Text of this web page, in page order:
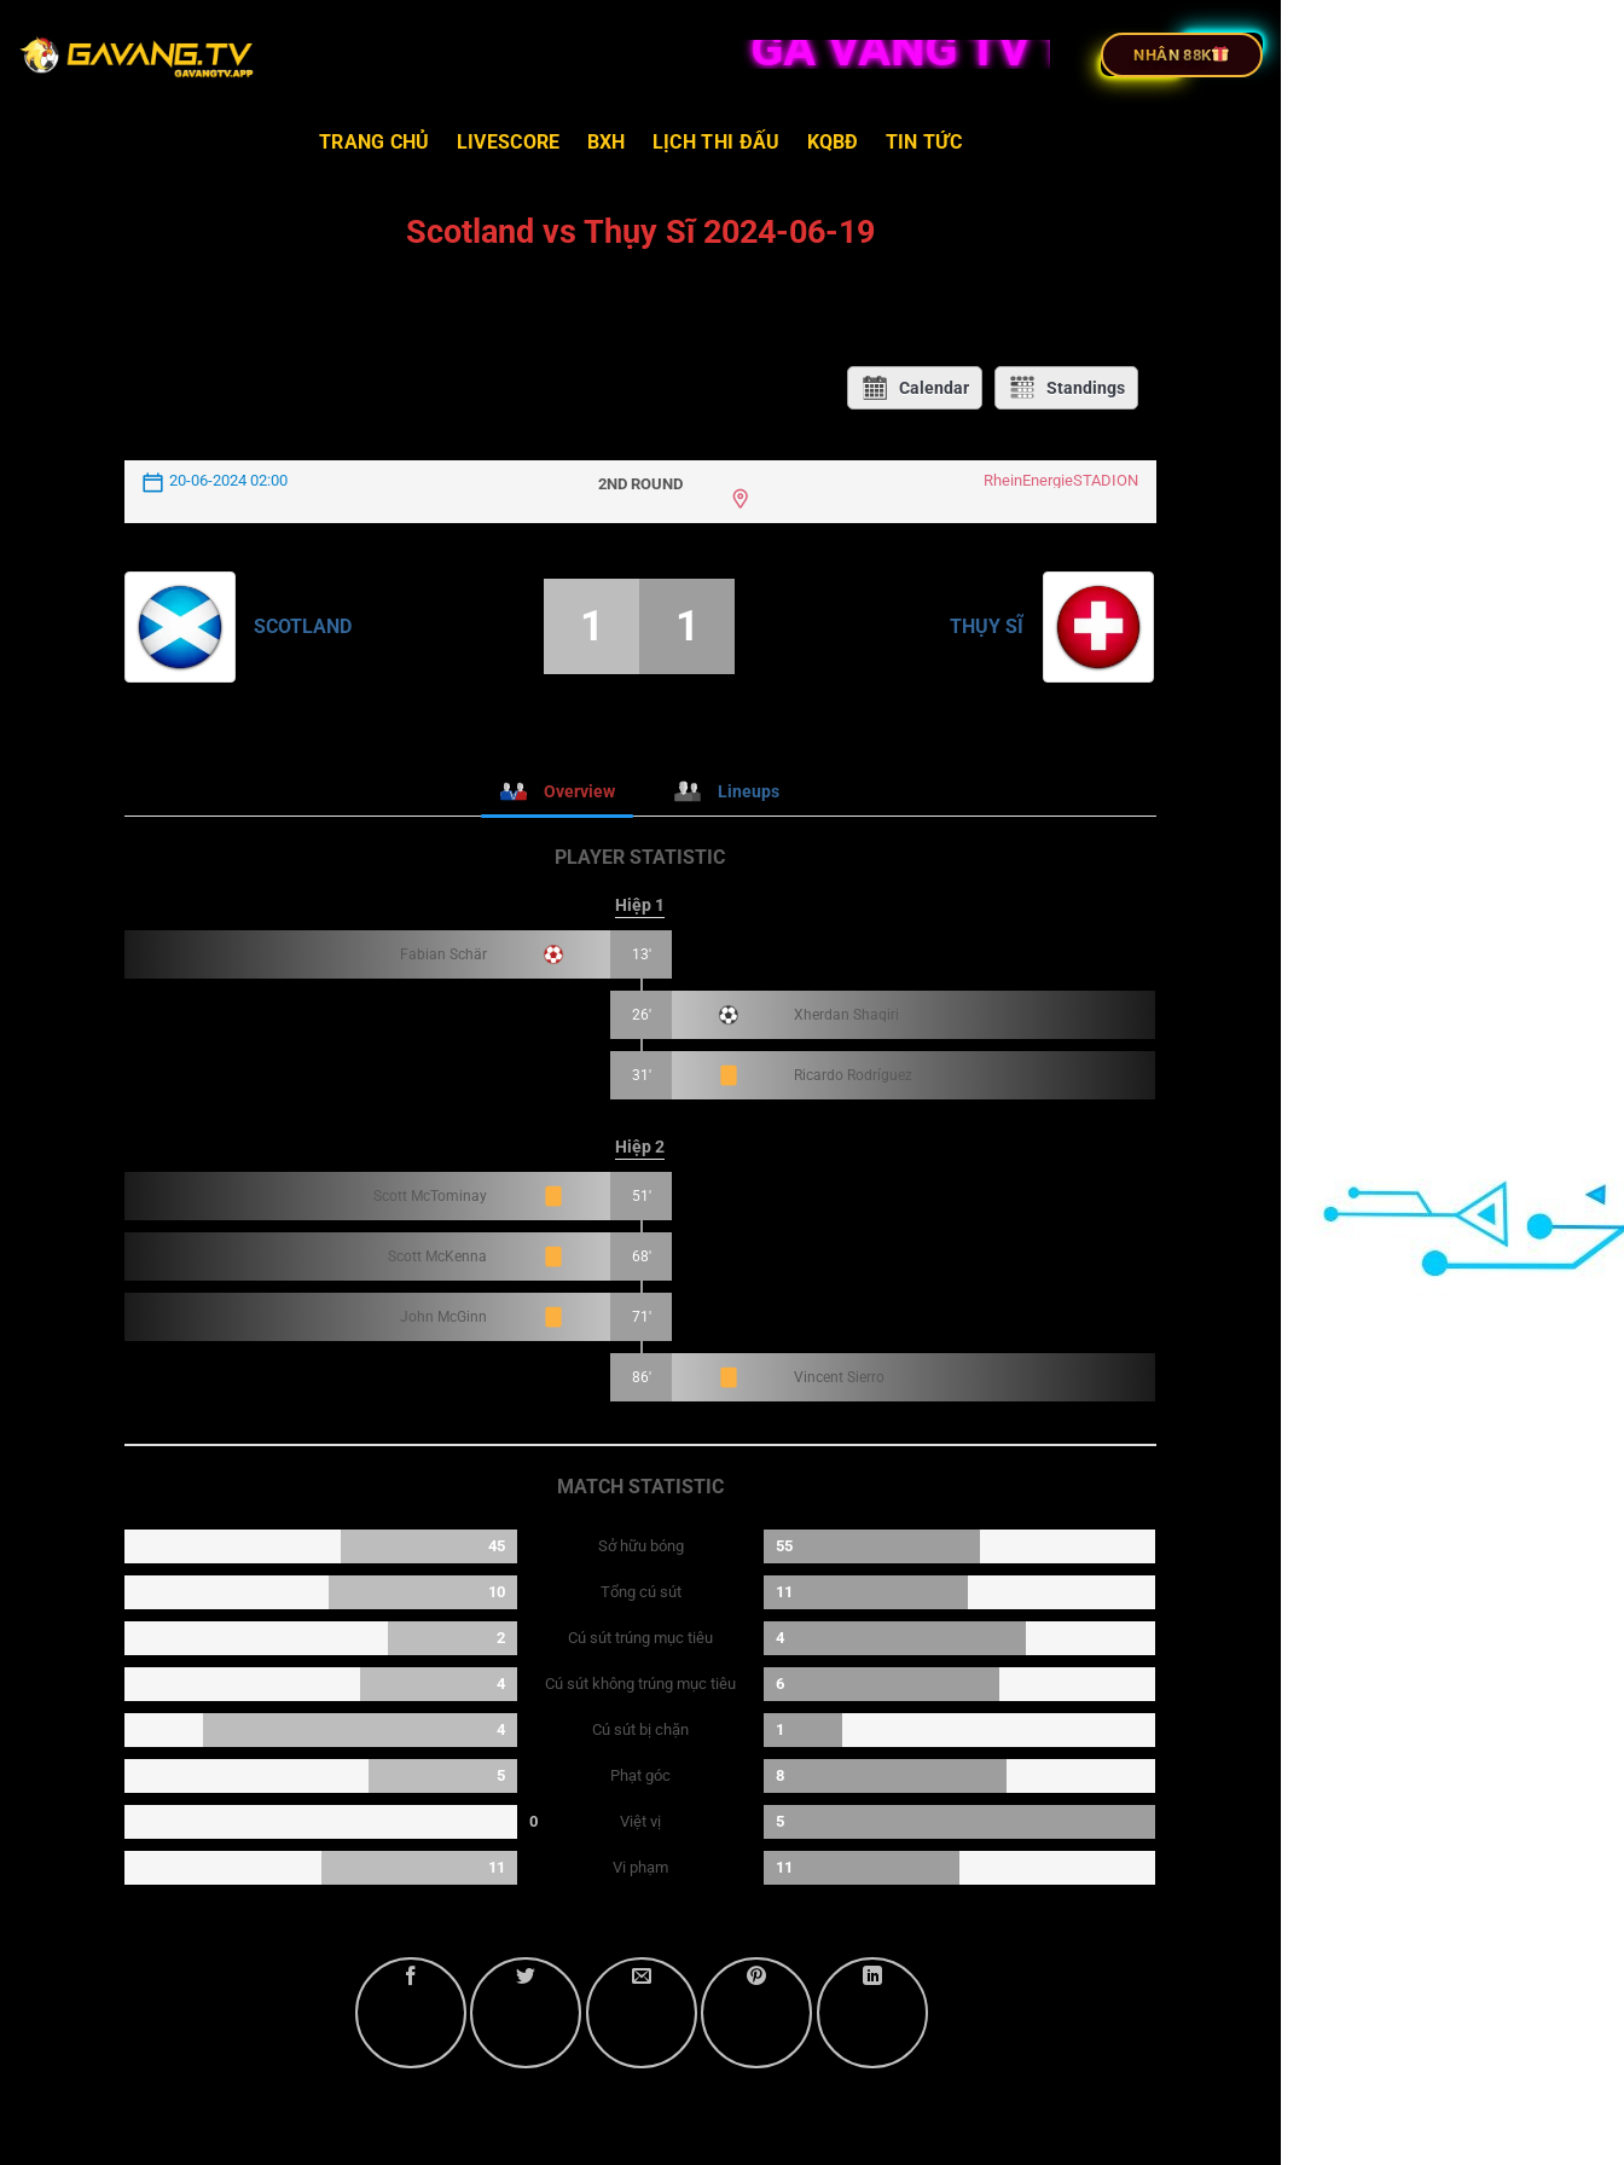
GÀ VÀNG TV TRỰC TIẾP BÓNG ĐÁ
NHÂN 88K
TRANG CHỦ LIVESCORE BXH LỊCH THI ĐẤU KQBĐ TIN TỨC
Scotland vs Thụy Sĩ 2024-06-19
Calendar Standings
20-06-2024 02:00 2ND ROUND RheinEnergieSTADION
SCOTLAND THỤY SĨ
1 1
Overview Lineups
PLAYER STATISTIC
Hiệp 1
Fabian Schär 13'
26' Xherdan Shaqiri
31' Ricardo Rodríguez
Hiệp 2
Scott McTominay 51'
Scott McKenna 68'
John McGinn 71'
86' Vincent Sierro
MATCH STATISTIC
45 Sở hữu bóng 55
10 Tổng cú sút 11
2 Cú sút trúng mục tiêu 4
4 Cú sút không trúng mục tiêu 6
4 Cú sút bị chặn 1
5 Phạt góc 8
0 Việt vị 5
11 Vi phạm 11